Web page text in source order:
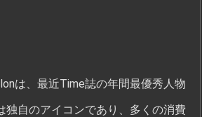
は、最近Time誌の年間最優秀人物
独自のアイコンであり、多くの消費